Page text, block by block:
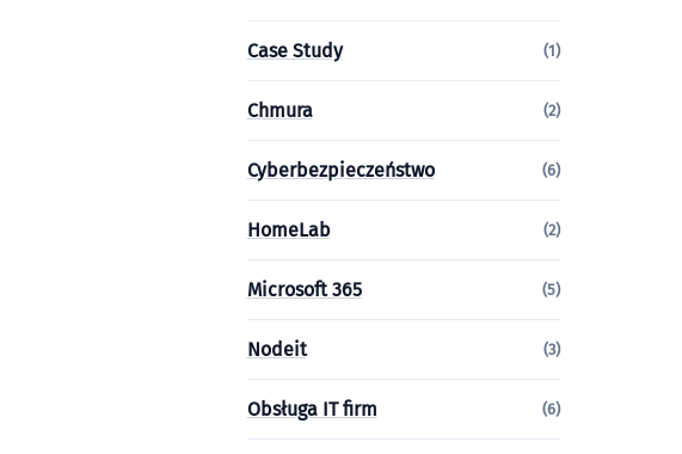
Case Study (1)
Chmura (2)
Cyberbezpieczeństwo (6)
HomeLab (2)
Microsoft 365 (5)
Nodeit (3)
Obsługa IT firm (6)